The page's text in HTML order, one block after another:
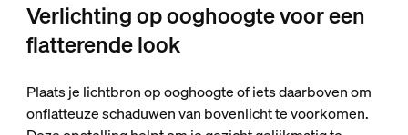
Verlichting op ooghoogte voor een
flatterende look
Plaats je lichtbron op ooghoogte of iets daarboven om
onflatteuze schaduwen van bovenlicht te voorkomen.